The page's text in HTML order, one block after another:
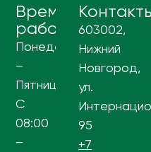
Время
работы
Понедельник
–
Пятница
С
08:00
–
603002,
Нижний
Новгород,
ул.
95
+7